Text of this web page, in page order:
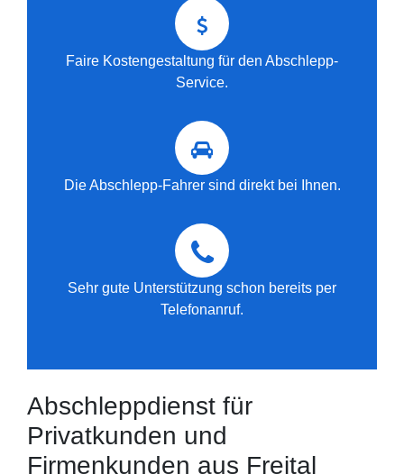
Faire Kostengestaltung für den Abschlepp-
Service.
Die Abschlepp-Fahrer sind direkt bei Ihnen.
Sehr gute Unterstützung schon bereits per
Telefonanruf.
Abschleppdienst für
Privatkunden und
Firmenkunden aus Freital